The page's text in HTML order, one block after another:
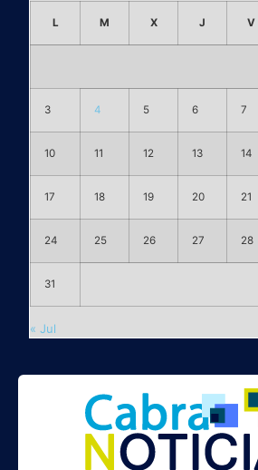
L M X J V
3 4 5 6 7
10 11 12 13 14
17 18 19 20 21
24 25 26 27 28
31
« Jul